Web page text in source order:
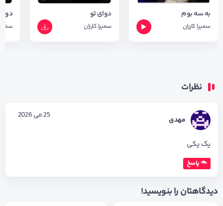
به سه بوم
سمیرا کارزان
دوای تو
سمیرا کارزان
نظرات
مهدی 25 می 2026
یک یکی
پاسخ
دیدگاهتان را بنویسید!